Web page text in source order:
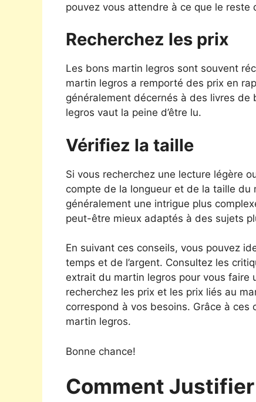
pouvez vous attendre à ce que le
Recherchez les prix
Les bons martin legros sont souvent
martin legros a remporté des prix en
généralement décernés à des livres
legros vaut la peine d’être lu.
Vérifiez la taille
Si vous recherchez une lecture légère
compte de la longueur et de la taille
généralement une intrigue plus
peut-être mieux adaptés à des sujets
En suivant ces conseils, vous pouvez
temps et de l’argent. Consultez les
extrait du martin legros pour vous faire
recherchez les prix et les prix liés au
correspond à vos besoins. Grâce à
martin legros.
Bonne chance!
Comment Justifier